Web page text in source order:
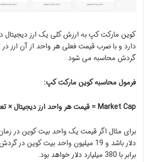
کوین مارکت کپ به ارزش کلی یک ارز
دارد و با ضرب قیمت فعلی هر واحد از آن ارز
گردش محاسبه می شود.
فرمول محاسبه کوین مارکت کپ:
Market Cap = قیمت هر واحد ارز دیجیتال × تعداد کل واحدهای در گردش
دلار باشد و 19 میلیون واحد بیت
برابر با 380 میلیارد دلار خواهد بود.